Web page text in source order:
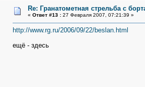
Re: Гранатометная стрельба с
« Ответ #13 :27 Февраля 2007, 07:21:39 »
http://www.rg.ru/2006/09/22/beslan.html
ещё - здесь